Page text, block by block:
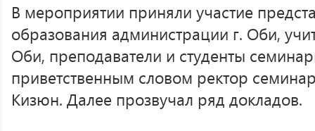
В мероприятии приняли участие
образования администрации г. Оби,
Оби, преподаватели и студенты
приветственным словом ректор
Кизюн. Далее прозвучал ряд докладов.